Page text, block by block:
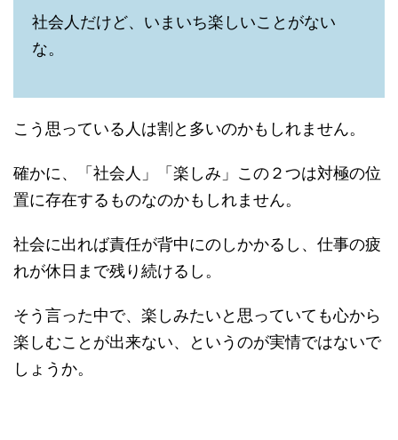
社会人だけど、いまいち楽しいことがない
な。
こう思っている人は割と多いのかもしれません。
確かに、「社会人」「楽しみ」この２つは対極の位
置に存在するものなのかもしれません。
社会に出れば責任が背中にのしかかるし、仕事の疲
れが休日まで残り続けるし。
そう言った中で、楽しみたいと思っていても心から
楽しむことが出来ない、というのが実情ではないで
しょうか。